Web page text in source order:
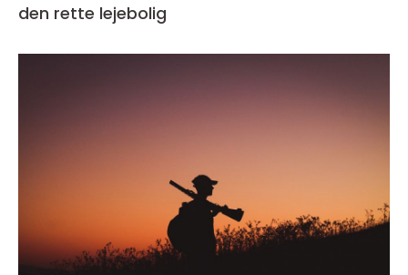
den rette lejebolig